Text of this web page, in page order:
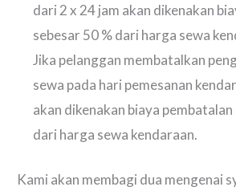
dari 2 x 24 jam akan dikenakan
sebesar 50 % dari harga sewa
Jika pelanggan membatalkan
sewa pada hari pemesanan
akan dikenakan biaya
dari harga sewa kendaraan.
Kami akan membagi dua mengenai